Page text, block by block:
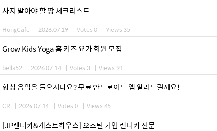
사지 말아야 할 땅 체크리스트
HongCafe | 2026.07.19 | Votes 0 | Views 35
Grow Kids Yoga 홈 키즈 요가 회원 모집
bella52 | 2026.07.14 | Votes 3 | Views 91
항상 음악을 들으시나요? 무료 안드로이드 앱 알려드릴께요!
CR | 2026.07.14 | Votes 0 | Views 45
[JP렌터카&게스트하우스] 오스틴 기업 렌터카 전문